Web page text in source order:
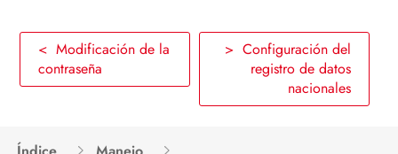
< Modificación de la
contraseña
> Configuración del
registro de datos
nacionales